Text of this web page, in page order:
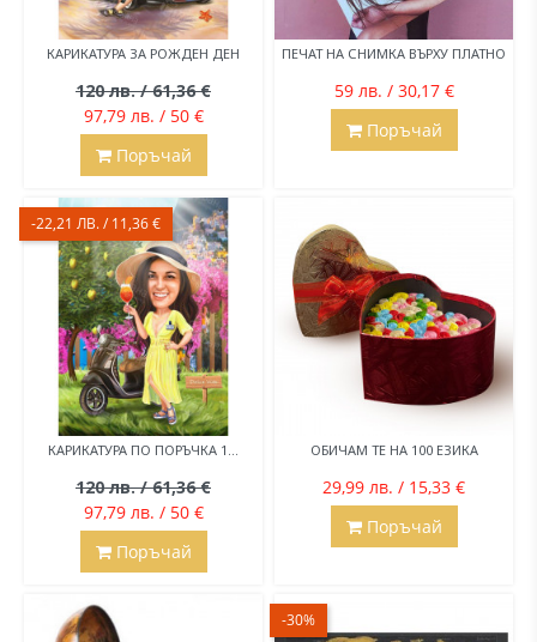
КАРИКАТУРА ЗА РОЖДЕН ДЕН
120 лв. / 61,36 €
97,79 лв. / 50 €
Поръчай
ПЕЧАТ НА СНИМКА ВЪРХУ ПЛАТНО
59 лв. / 30,17 €
Поръчай
КАРИКАТУРА ПО ПОРЪЧКА 1...
120 лв. / 61,36 €
97,79 лв. / 50 €
-22,21 ЛВ. / 11,36 €
Поръчай
ОБИЧАМ ТЕ НА 100 ЕЗИКА
29,99 лв. / 15,33 €
Поръчай
-30%